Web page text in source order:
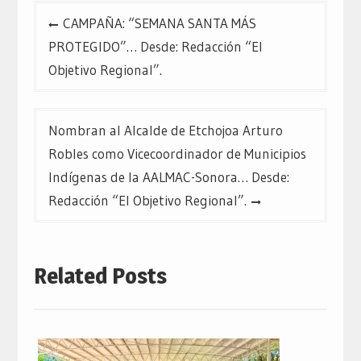
Navegación
de
entradas
CAMPAÑA: “SEMANA SANTA MÁS
PROTEGIDO”… Desde: Redacción “El
Objetivo Regional”.
Nombran al Alcalde de Etchojoa Arturo
Robles como Vicecoordinador de Municipios
Indígenas de la AALMAC-Sonora… Desde:
Redacción “El Objetivo Regional”.
Related Posts